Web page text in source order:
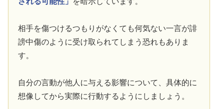
相手を傷つけるつもりがなくても何気ない一言が誹
謗中傷のように受け取られてしまう恐れもありま
す。
自分の言動が他人に与える影響について、具体的に
想像してから実際に行動するようにしましょう。